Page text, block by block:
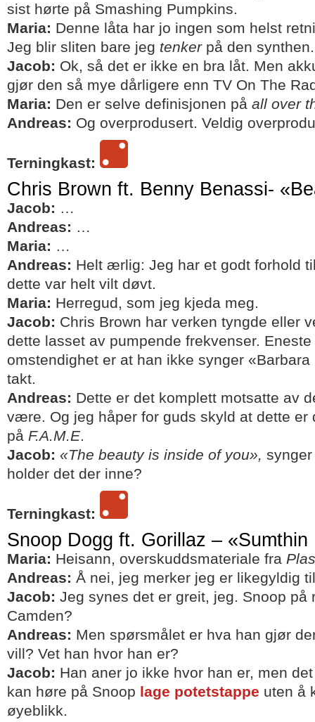
sist hørte på Smashing Pumpkins.
Maria: Denne låta har jo ingen som helst
Jeg blir sliten bare jeg tenkerpå den synthen.
Jacob: Ok, så det er ikke en bra låt. Men
gjør den så mye dårligere enn TV On The
Maria: Den er selve definisjonen på all over
Andreas: Og overprodusert. Veldig
Terningkast:
Chris Brown ft. Benny Benassi-
Jacob: …
Andreas: …
Maria: …
Andreas: Helt ærlig: Jeg har et godt forhold
dette var helt vilt døvt.
Maria: Herregud, som jeg kjeda meg.
Jacob: Chris Brown har verken tyngde eller
dette lasset av pumpende frekvenser.
omstendighet er at han ikke synger
takt.
Andreas: Dette er det komplett motsatte av
være. Og jeg håper for guds skyld at dette er
på F.A.M.E.
Jacob: «The beauty is inside of you»,
holder det der inne?
Terningkast:
Snoop Dogg ft. Gorillaz – «Sumthin
Maria: Heisann, overskuddsmateriale fra
Andreas: Å nei, jeg merker jeg er likegyldig
Jacob: Jeg synes det er greit, jeg. Snoop på
Camden?
Andreas: Men spørsmålet er hva han gjør
vill? Vet han hvor han er?
Jacob: Han aner jo ikke hvor han er, men
kan høre på Snoop lage potetstappe uten å
øyeblikk.